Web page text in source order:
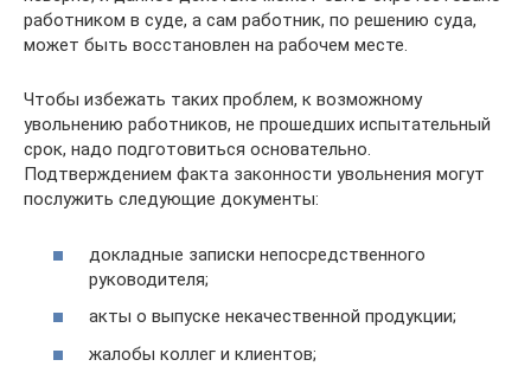
работником в суде, а сам работник, по решению суда,
может быть восстановлен на рабочем месте.
Чтобы избежать таких проблем, к возможному
увольнению работников, не прошедших испытательный
срок, надо подготовиться основательно.
Подтверждением факта законности увольнения могут
послужить следующие документы:
докладные записки непосредственного
руководителя;
акты о выпуске некачественной продукции;
жалобы коллег и клиентов;